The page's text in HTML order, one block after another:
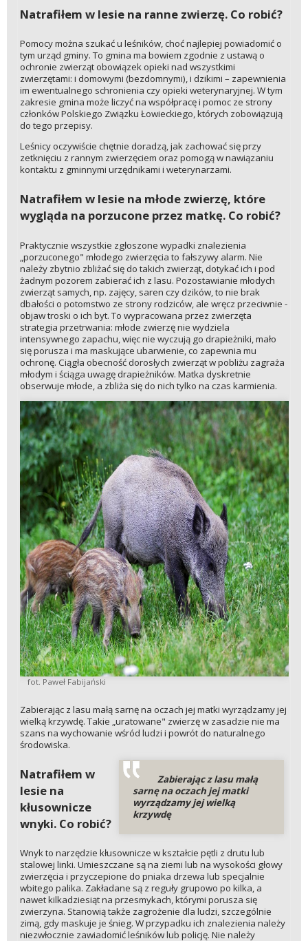
Natrafiłem w lesie na ranne zwierzę. Co robić?
Pomocy można szukać u leśników, choć najlepiej powiadomić o
tym urząd gminy. To gmina ma bowiem zgodnie z ustawą o
ochronie zwierząt obowiązek opieki nad wszystkimi
zwierzętami: i domowymi (bezdomnymi), i dzikimi – zapewnienia
im ewentualnego schronienia czy opieki weterynaryjnej. W tym
zakresie gmina może liczyć na współpracę i pomoc ze strony
członków Polskiego Związku Łowieckiego, których zobowiązują
do tego przepisy.
Leśnicy oczywiście chętnie doradzą, jak zachować się przy
zetknięciu z rannym zwierzęciem oraz pomogą w nawiązaniu
kontaktu z gminnymi urzędnikami i weterynarzami.
Natrafiłem w lesie na młode zwierzę, które
wygląda na porzucone przez matkę. Co robić?
Praktycznie wszystkie zgłoszone wypadki znalezienia
„porzuconego" młodego zwierzęcia to fałszywy alarm. Nie
należy zbytnio zbliżać się do takich zwierząt, dotykać ich i pod
żadnym pozorem zabierać ich z lasu. Pozostawianie młodych
zwierząt samych, np. zajęcy, saren czy dzików, to nie brak
dbałości o potomstwo ze strony rodziców, ale wręcz przeciwnie -
objaw troski o ich byt. To wypracowana przez zwierzęta
strategia przetrwania: młode zwierzę nie wydziela
intensywnego zapachu, więc nie wyczują go drapieżniki, mało
się porusza i ma maskujące ubarwienie, co zapewnia mu
ochronę. Ciągła obecność dorosłych zwierząt w pobliżu zagraża
młodym i ściąga uwagę drapieżników. Matka dyskretnie
obserwuje młode, a zbliża się do nich tylko na czas karmienia.
fot. Paweł Fabijański
Zabierając z lasu małą sarnę na oczach jej matki wyrządzamy jej
wielką krzywdę. Takie „uratowane" zwierzę w zasadzie nie ma
szans na wychowanie wśród ludzi i powrót do naturalnego
środowiska.
Zabierając z lasu małą
sarnę na oczach jej matki
wyrządzamy jej wielką
krzywdę
Natrafiłem w
lesie na
kłusownicze
wnyki. Co robić?
Wnyk to narzędzie kłusownicze w kształcie pętli z drutu lub
stalowej linki. Umieszczane są na ziemi lub na wysokości głowy
zwierzęcia i przyczepione do pniaka drzewa lub specjalnie
wbitego palika. Zakładane są z reguły grupowo po kilka, a
nawet kilkadziesiąt na przesmykach, którymi porusza się
zwierzyna. Stanowią także zagrożenie dla ludzi, szczególnie
zimą, gdy maskuje je śnieg. W przypadku ich znalezienia należy
niezwłocznie zawiadomić leśników lub policję. Nie należy